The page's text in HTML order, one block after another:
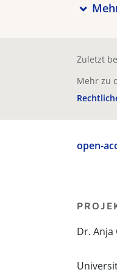
Zuletzt
Mehr zu
open-
Dr.